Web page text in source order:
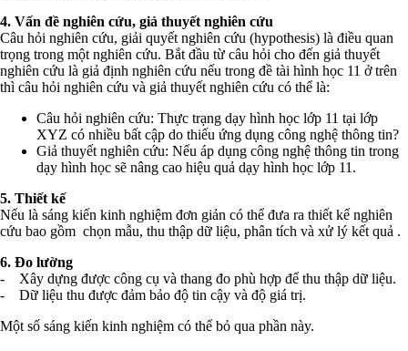
4. Vấn đề nghiên cứu, giả thuyết nghiên cứu
Câu hỏi nghiên cứu, giải quyết nghiên cứu (hypothesis) là điều quan
trọng trong một nghiên cứu. Bắt đầu từ câu hỏi cho đến giả thuyết
nghiên cứu là giả định nghiên cứu nếu trong đề tài hình học 11 ở trên
thì câu hỏi nghiên cứu và giả thuyết nghiên cứu có thể là:
Câu hỏi nghiên cứu: Thực trạng dạy hình học lớp 11 tại lớp
XYZ có nhiều bất cập do thiếu ứng dụng công nghệ thông tin?
Giả thuyết nghiên cứu: Nếu áp dụng công nghệ thông tin trong
dạy hình học sẽ nâng cao hiệu quả dạy hình học lớp 11.
5. Thiết kế
Nếu là sáng kiến kinh nghiệm đơn giản có thể đưa ra thiết kế nghiên
cứu bao gồm chọn mẫu, thu thập dữ liệu, phân tích và xử lý kết quả .
6. Đo lường
- Xây dựng được công cụ và thang đo phù hợp để thu thập dữ liệu.
- Dữ liệu thu được đảm bảo độ tin cậy và độ giá trị.
Một số sáng kiến kinh nghiệm có thể bỏ qua phần này.